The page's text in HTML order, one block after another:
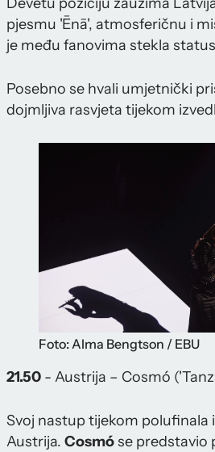
pjesmu 'Ēnā', atmosferičnu i
je među fanovima stekla
Posebno se hvali umjetnički
dojmljiva rasvjeta tijekom
Foto: Alma Bengtson / EBU
21.50 - Austrija – Cosmó
Svoj nastup tijekom polufinala
Austrija. Cosmóse predstavio